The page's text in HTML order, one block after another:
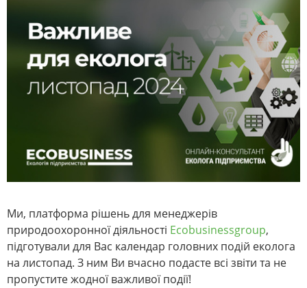
Ми, платформа рішень для менеджерів
природоохоронної діяльності Ecobusinessgroup,
підготували для Вас календар головних подій еколога
на листопад. З ним Ви вчасно подасте всі звіти та не
пропустите жодної важливої події!